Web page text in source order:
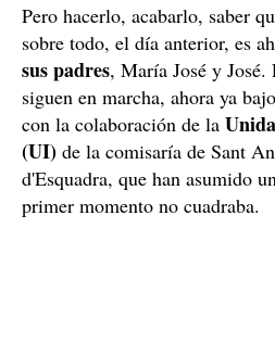
Pero hacerlo, acabarlo, saber
sobre todo, el día anterior, es
sus padres, María José y José.
siguen en marcha, ahora ya
con la colaboración de la
(UI) de la comisaría de Sant
d'Esquadra, que han asumido
primer momento no cuadraba.